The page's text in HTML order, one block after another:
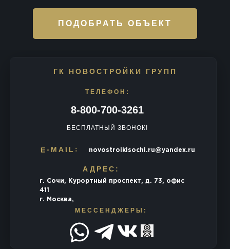
ПОДОБРАТЬ ОБЪЕКТ
8-800-700-3261
БЕСПЛАТНЫЙ ЗВОНОК!
ТЕЛЕФОН:
МЕССЕНДЖЕРЫ:
АДРЕС:
г. Сочи, Курортный проспект, д. 73, офис
411
г. Москва,
ГК НОВОСТРОЙКИ ГРУПП
novostroikisochi.ru@yandex.ru
E-MAIL: